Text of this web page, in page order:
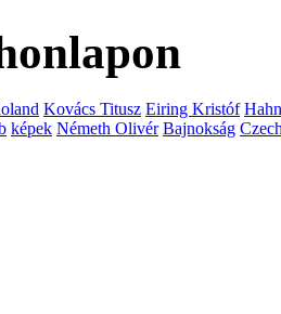
Kovács Titusz Eiring Kristóf Hahn
képek Németh Olivér Bajnokság